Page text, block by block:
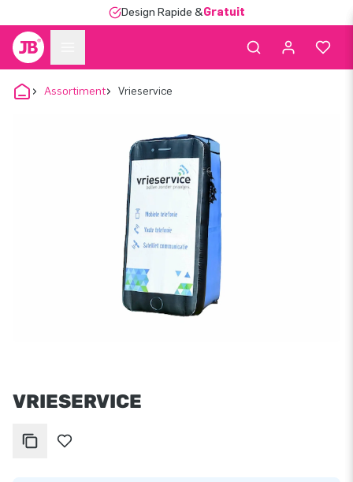
Design Rapide &Gratuit
Assortiment Vrieservice
VRIESERVICE